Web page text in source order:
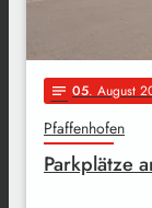
notes 05. August
Pfaffenhofen
Parkplätze